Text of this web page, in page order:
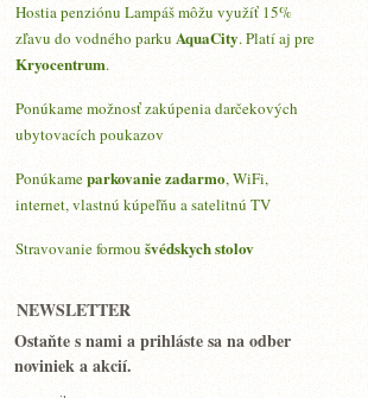
Hostia penziónu Lampáš môžu využíť 15%
zľavu do vodného parku AquaCity. Platí aj pre
Kryocentrum.
Ponúkame možnosť zakúpenia darčekových
ubytovacích poukazov
Ponúkameparkovanie zadarmo, WiFi,
internet, vlastnú kúpeľňu a satelitnú TV
Stravovanie formou švédskych stolov
NEWSLETTER
Ostaňte s nami a prihláste sa na odber
noviniek a akcií.